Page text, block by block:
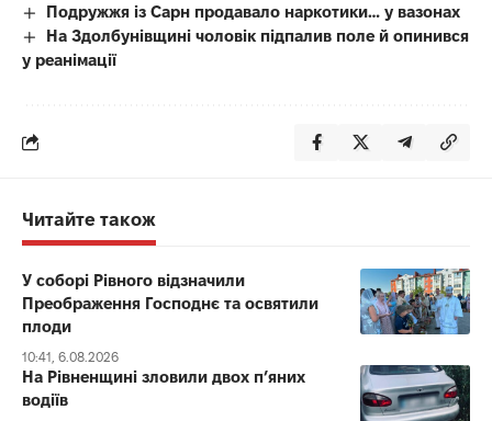
Подружжя із Сарн продавало наркотики… у вазонах
На Здолбунівщині чоловік підпалив поле й опинився
у реанімації
Читайте також
У соборі Рівного відзначили
Преображення Господнє та освятили
плоди
10:41, 6.08.2026
На Рівненщині зловили двох п’яних
водіїв